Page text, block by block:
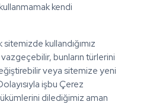
kendi
kullandığımız
bunların türlerini
veya sitemize yeni
işbu Çerez
dilediğimiz aman